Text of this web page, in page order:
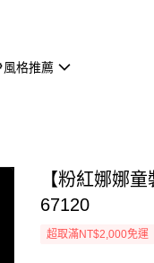
風格推薦
【粉紅娜娜
67120
超取滿NT$2,000免運